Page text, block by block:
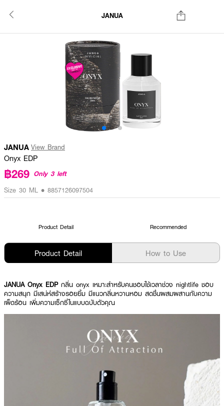
JANUA
JANUA View Brand
Onyx EDP
฿269 Only 3 left
Size 30 ML • 8857126097504
Product Detail Recommended
Product Detail How to Use
JANUA Onyx EDP กลิ่น onyx เหมาะสำหรับคนชอบใช้เวลาช่วง nightlife ชอบ
ความสนุก มีเสน่ห์สร้างรอยยิ้ม มีแนวกลิ่นหวานหอม สดชื่นผสมผสานกับความ
เผ็ดร้อน เพิ่มความเซ็กซี่ในแบบฉบับตัวคุณ